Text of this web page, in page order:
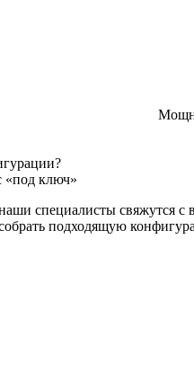
«под ключ»
специалисты свяжутся с
подходящую